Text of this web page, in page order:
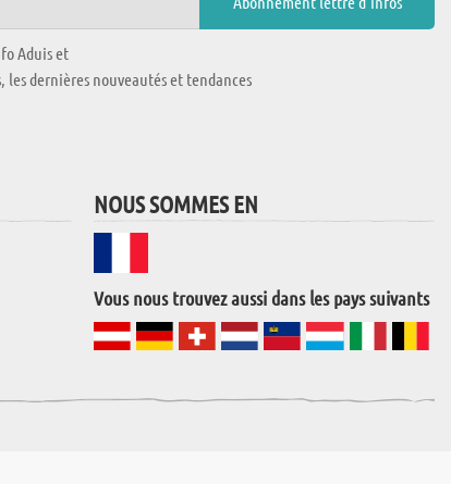
Aduis et
les dernières nouveautés et tendances
NOUS SOMMES EN
Vous nous trouvez aussi dans les pays suivants